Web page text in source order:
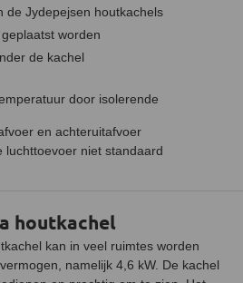
houtkachel
kan in veel ruimtes worden
namelijk 4,6 kW. De kachel
de Jydepejsen houtkachels
worden
de kachel
door isolerende
en achteruitafvoer
luchttoevoer niet standaard
Optioneel
46 x 36 x 93 cm
x
32 x 26 x 43 cm
Gietijzer
Hittebestendige lak